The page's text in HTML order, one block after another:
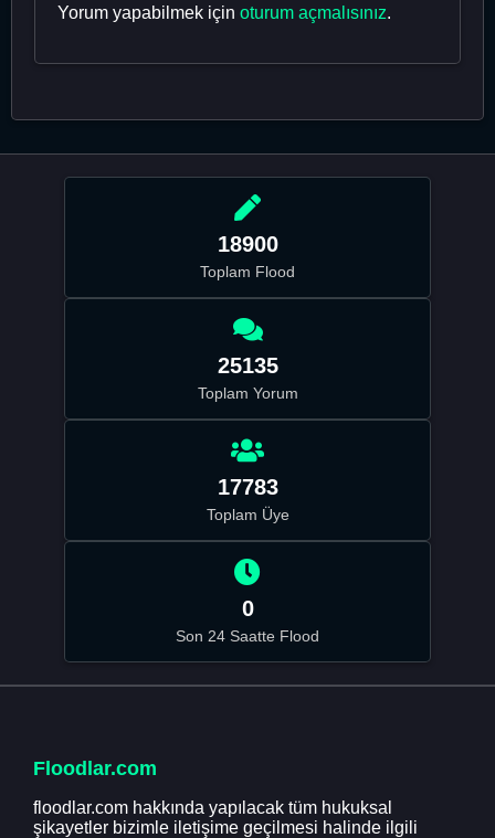
Yorum yapabilmek için oturum açmalısınız.
18900
Toplam Flood
25135
Toplam Yorum
17783
Toplam Üye
0
Son 24 Saatte Flood
Floodlar.com
floodlar.com hakkında yapılacak tüm hukuksal
şikayetler bizimle iletişime geçilmesi halinde ilgili